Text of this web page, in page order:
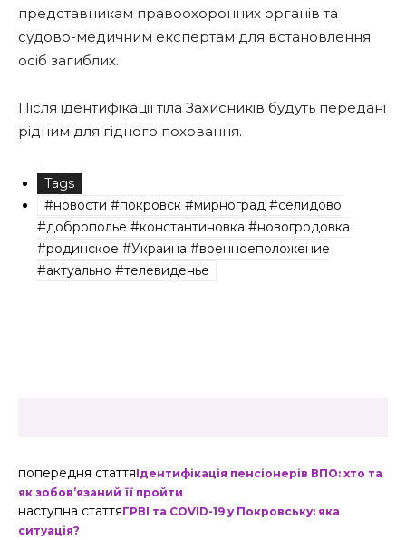
представникам правоохоронних органів та
судово-медичним експертам для встановлення
осіб загиблих.
Після ідентифікації тіла Захисників будуть передані
рідним для гідного поховання.
Tags
#новости #покровск #мирноград #селидово
#доброполье #константиновка #новогродовка
#родинское #Украина #военноеположение
#актуально #телевиденье
попередня статтяІдентифікація пенсіонерів ВПО: хто та
як зобов’язаний її пройти
наступна статтяГРВІ та COVID-19 у Покровську: яка
ситуація?